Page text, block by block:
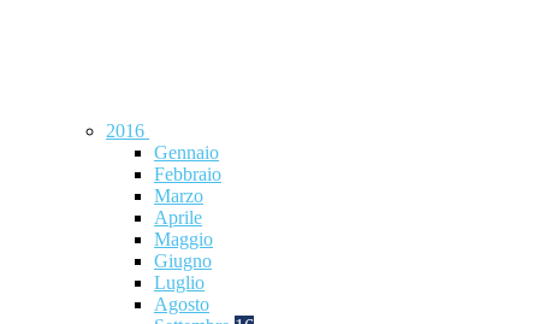
2016
Gennaio
Febbraio
Marzo
Aprile
Maggio
Giugno
Luglio
Agosto